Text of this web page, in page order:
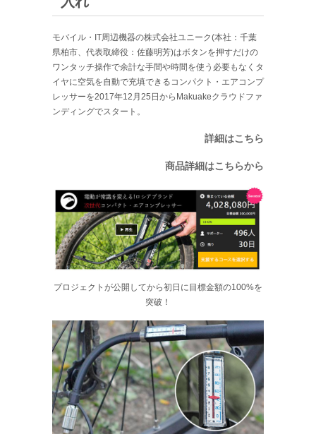
モバイル・IT周辺機器の株式会社ユニーク(本社：千葉
県柏市、代表取締役：佐藤明芳)はボタンを押すだけの
ワンタッチ操作で余計な手間や時間を使う必要もなくタ
イヤに空気を自動で充填できるコンパクト・エアコンプ
レッサーを2017年12月25日からMakuakeクラウドファ
ンディングでスタート。
詳細はこちら
商品詳細はこちらから
プロジェクトが公開してから初日に目標金額の100%を
突破！